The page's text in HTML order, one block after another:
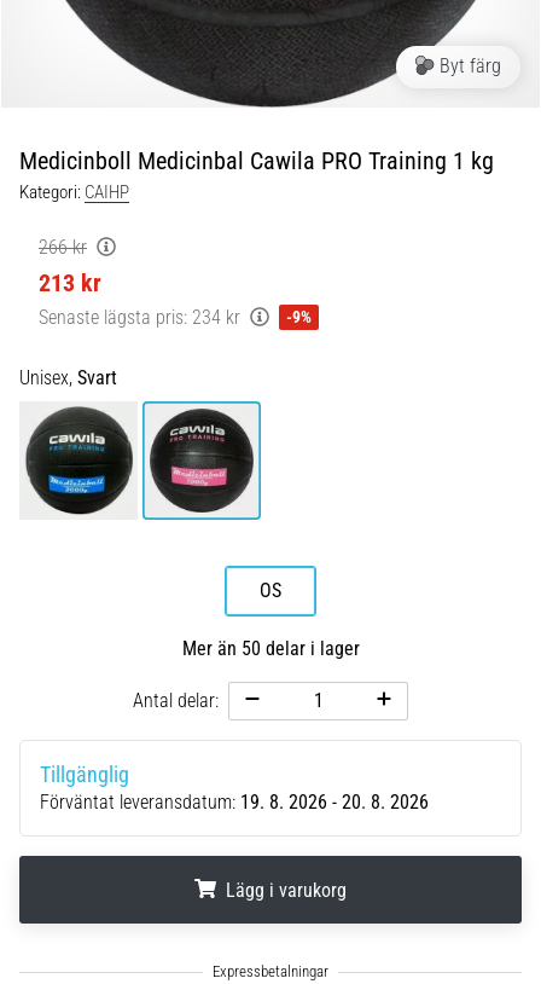
löpning
är
de
och
hur
genomförs
de?
testar
shuttle
run
snabbhet,
smidighet
6. 8. 2026
9 min. läsning
Orsaker,
Byt färg
Medicinboll Medicinbal Cawila PRO Training 1 kg
Kategori: CAIHP
266 kr
213 kr
Senaste lägsta pris: 234 kr -9%
Unisex, Svart
OS
Mer än 50 delar i lager
Antal delar:
Tillgänglig
Förväntat leveransdatum: 19. 8. 2026 - 20. 8. 2026
Lägg i varukorg